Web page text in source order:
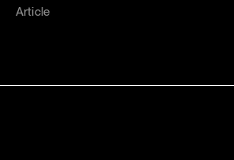
Article